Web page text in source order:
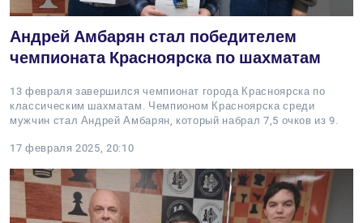
Андрей Амбарян стал победителем
чемпионата Красноярска по шахматам
13 февраля завершился чемпионат города Красноярска по
классическим шахматам. Чемпионом Красноярска среди
мужчин стал Андрей Амбарян, который набрал 7,5 очков из 9.
17 февраля 2025, 20:10